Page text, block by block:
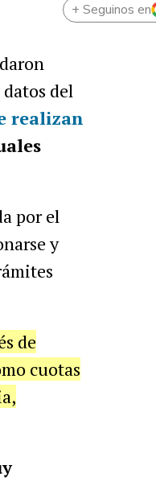
+ Seguinos en
del
realizan
por el
y
de
cuotas